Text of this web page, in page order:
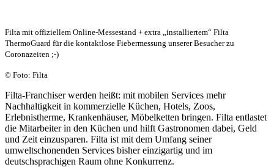
Filta mit offiziellem Online-Messestand + extra „installiertem“ Filta
ThermoGuard für die kontaktlose Fiebermessung unserer Besucher zu
Coronazeiten ;-)
© Foto: Filta
Filta-Franchiser werden heißt: mit mobilen Services mehr
Nachhaltigkeit in kommerzielle Küchen, Hotels, Zoos,
Erlebnistherme, Krankenhäuser, Möbelketten bringen. Filta entlastet
die Mitarbeiter in den Küchen und hilft Gastronomen dabei, Geld
und Zeit einzusparen. Filta ist mit dem Umfang seiner
umweltschonenden Services bisher einzigartig und im
deutschsprachigen Raum ohne Konkurrenz.